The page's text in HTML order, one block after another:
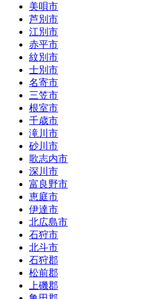
美唄市
芦別市
江別市
赤平市
紋別市
士別市
名寄市
三笠市
根室市
千歳市
滝川市
砂川市
歌志内市
深川市
富良野市
恵庭市
伊達市
北広島市
石狩市
北斗市
石狩郡
松前郡
上磯郡